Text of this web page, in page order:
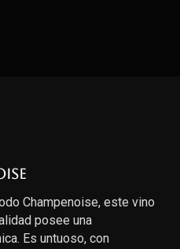
Champenoise, este vino
posee una
Es untuoso, con